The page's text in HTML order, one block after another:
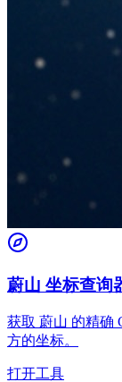
蔚山 坐标查询
获取 蔚山 的精确
方的坐标。
打开工具